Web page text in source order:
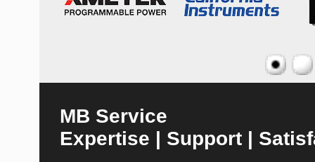
MB Service
Expertise | Support |